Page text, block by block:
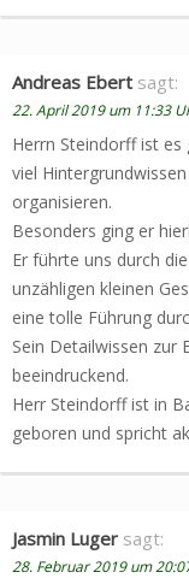
Andreas Ebert sagt:
22. April 2019 um 11:33
Herrn Steindorff ist
viel
organisieren.
Besonders ging er
Er führte uns durch
unzähligen kleinen
eine tolle Führung
Sein Detailwissen zur
beeindruckend.
Herr Steindorff ist in
geboren und spricht
Jasmin Luger sagt:
28. Februar 2019 um